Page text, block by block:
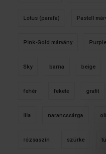
Lotus (parafa) Pastell
Pink-Gold márvány
Sky barna beige
fehér fekete grafit
lila narancssárga
rózsaszín szürke